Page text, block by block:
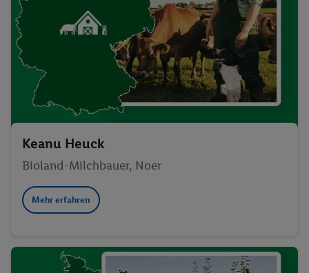
Keanu Heuck
Bioland-Milchbauer, Noer
Mehr erfahren